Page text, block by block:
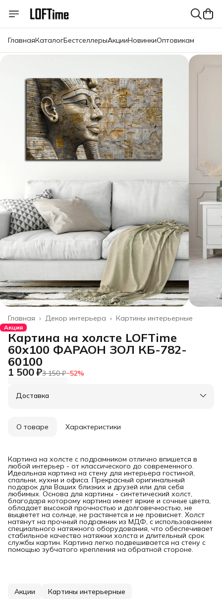
ГлавнаяКаталогБестселлерыАкцииНовинкиОптовикам
Картины интерьерные
Декор интерьера ›
Главная ›
Акция
Картина на холсте LOFTime
60х100 ФАРАОН ЗОЛ КБ-782-
60100
1 500 ₽3 150 ₽−52%
Доставка
О товаре Характеристики
Картина на холсте с подрамником отлично впишется в
любой интерьер - от классического до современного.
Идеальная картина на стену для интерьера гостиной,
спальни, кухни и офиса. Прекрасный оригинальный
подарок для Ваших близких и друзей или для себя
любимых. Основа для картины - синтетический холст,
благодаря которому картина имеет яркие и сочные цвета,
обладает высокой прочностью и долговечностью, не
выцветет на солнце, не растянется и не провиснет. Холст
натянут на прочный подрамник из МДФ, с использованием
специального натяжного оборудования, что обеспечивает
стабильное качество натяжки холста и длительный срок
службы картин. Картина легко подвешивается на стену с
помощью зубчатого крепления на обратной стороне.
Акции Картины интерьерные